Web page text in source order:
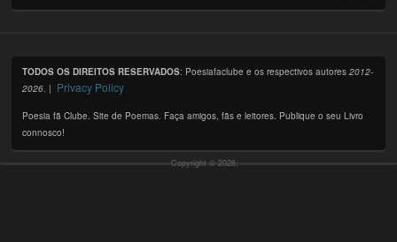
TODOS OS DIREITOS RESERVADOS: Poesiafaclube e os respectivos autores2012-
2026. | Privacy Policy
Poesia fã Clube. Site de Poemas. Faça amigos, fãs e leitores. Publique o seu Livro
connosco!
Copyright © 2026,